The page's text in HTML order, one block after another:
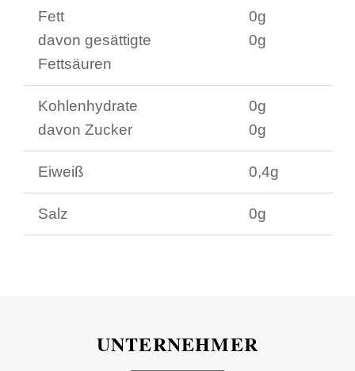
Fett
davon gesättigte
Fettsäuren
0g
0g
Kohlenhydrate
davon Zucker
0g
0g
Eiweiß 0,4g
Salz 0g
UNTERNEHMER